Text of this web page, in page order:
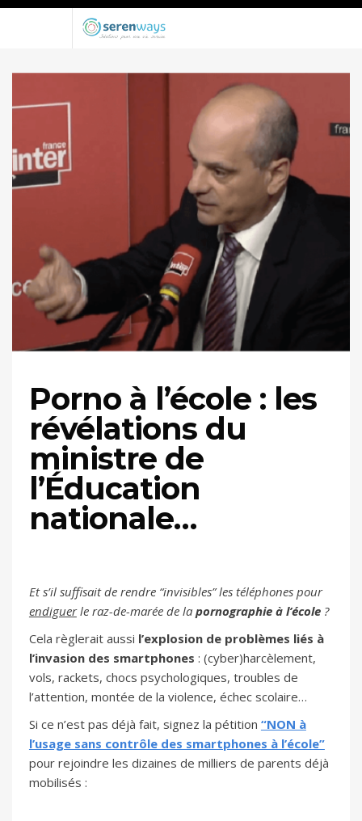
Porno à l’école : les
révélations du
ministre de
l’Éducation
nationale…
Et s’il suffisait de rendre “invisibles” les téléphones pour
endiguerle raz-de-marée de la pornographie à l’école?
Cela règlerait aussi l’explosion de problèmes liés à
l’invasion des smartphones : (cyber)harcèlement,
vols, rackets, chocs psychologiques, troubles de
l’attention, montée de la violence, échec scolaire…
Si ce n’est pas déjà fait, signez la pétition “NON à
l’usage sans contrôle des smartphones à l’école”
pour rejoindre les dizaines de milliers de parents déjà
mobilisés :